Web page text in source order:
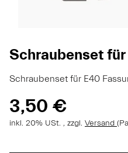
Schraubenset
Schraubenset für E40
3,50 €
inkl. 20% USt. , zzgl. Versand